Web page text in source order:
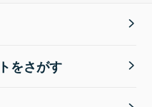
をさがす